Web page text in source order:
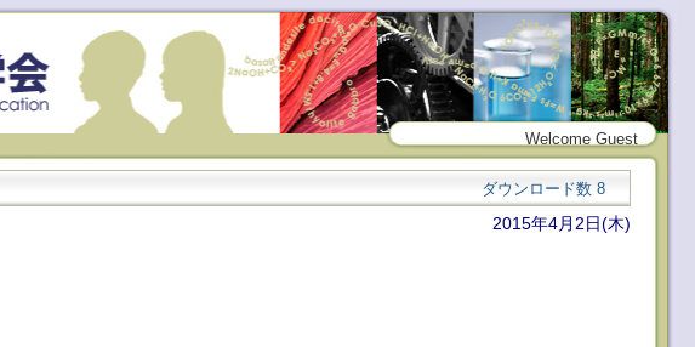
Welcome Guest
ダウンロード数 8
2015年4月2日(木)